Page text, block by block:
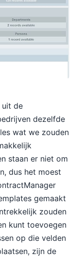
uit de
dezelfde
wat we zouden
staan er niet om
dus het moest
gemaakt
zouden
kunt toevoegen
op die velden
zijn de